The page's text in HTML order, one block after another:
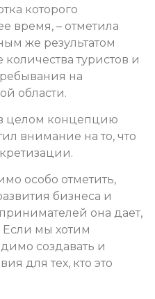
которого
время, – отметила
же результатом
туристов и
на
области.
целом концепцию
внимание на то, что
особо отметить,
бизнеса и
она дает,
Если мы хотим
создавать и
для тех, кто это